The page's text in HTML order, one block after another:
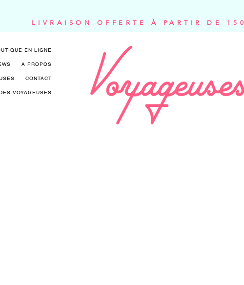
LIVRAISON OFFERTE À PARTIR DE
EN LIGNE
A PROPOS
CONTACT
VOYAGEUSES